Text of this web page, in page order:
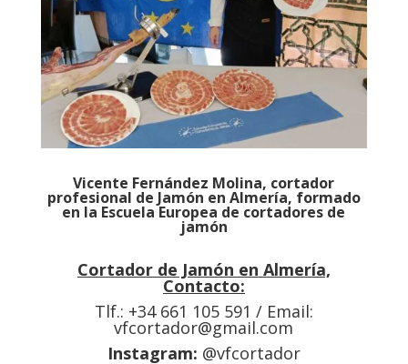
Vicente Fernández Molina, cortador
profesional de Jamón en Almería, formado
en la Escuela Europea de cortadores de
jamón
Cortador de Jamón en Almería,
Contacto:
Tlf.: +34 661 105 591 / Email:
vfcortador@gmail.com
Instagram: @vfcortador